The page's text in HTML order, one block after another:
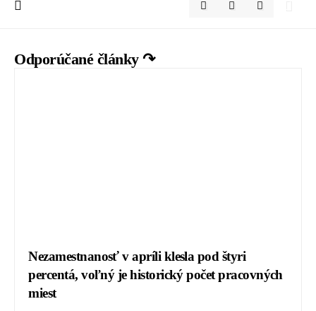
Odporúčané články ↷
Nezamestnanosť v apríli klesla pod štyri
percentá, voľný je historický počet pracovných
miest